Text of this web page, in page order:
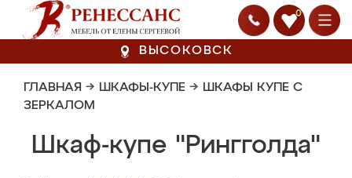
0
ВЫСОКОВСК
ГЛАВНАЯ → ШКАФЫ-КУПЕ → ШКАФЫ КУПЕ С
ЗЕРКАЛОМ
Шкаф-купе "Рингголда"